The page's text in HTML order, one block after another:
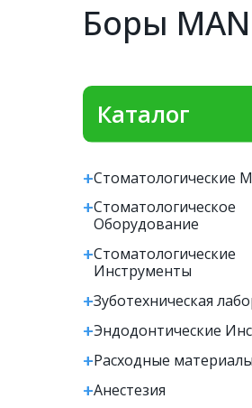
Боры
Каталог
Стоматологические
Стоматологическое
Оборудование
Стоматологические
Инструменты
Зуботехническая
Эндодонтические
Расходные материалы
Анестезия